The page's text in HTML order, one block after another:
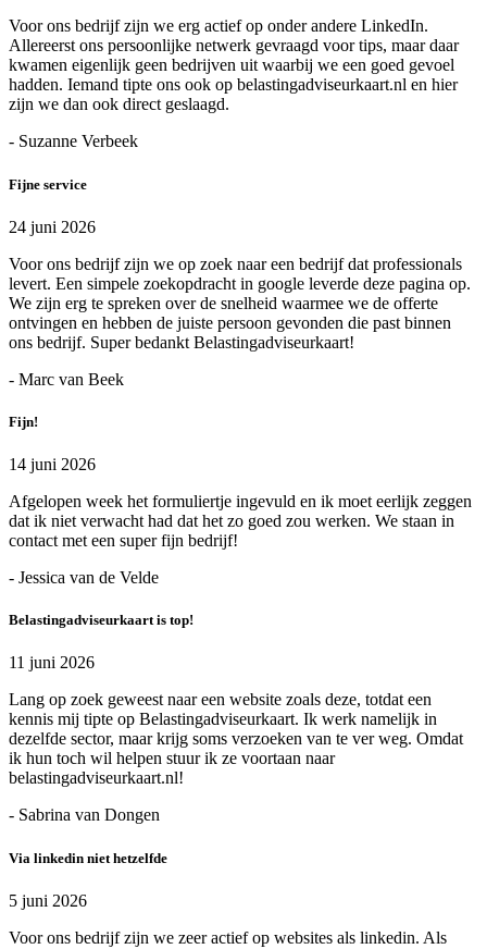
Voor ons bedrijf zijn we erg actief op onder andere LinkedIn.
Allereerst ons persoonlijke netwerk gevraagd voor tips, maar daar
kwamen eigenlijk geen bedrijven uit waarbij we een goed gevoel
hadden. Iemand tipte ons ook op belastingadviseurkaart.nl en hier
zijn we dan ook direct geslaagd.
- Suzanne Verbeek
Fijne service
24 juni 2026
Voor ons bedrijf zijn we op zoek naar een bedrijf dat professionals
levert. Een simpele zoekopdracht in google leverde deze pagina op.
We zijn erg te spreken over de snelheid waarmee we de offerte
ontvingen en hebben de juiste persoon gevonden die past binnen
ons bedrijf. Super bedankt Belastingadviseurkaart!
- Marc van Beek
Fijn!
14 juni 2026
Afgelopen week het formuliertje ingevuld en ik moet eerlijk zeggen
dat ik niet verwacht had dat het zo goed zou werken. We staan in
contact met een super fijn bedrijf!
- Jessica van de Velde
Belastingadviseurkaart is top!
11 juni 2026
Lang op zoek geweest naar een website zoals deze, totdat een
kennis mij tipte op Belastingadviseurkaart. Ik werk namelijk in
dezelfde sector, maar krijg soms verzoeken van te ver weg. Omdat
ik hun toch wil helpen stuur ik ze voortaan naar
belastingadviseurkaart.nl!
- Sabrina van Dongen
Via linkedin niet hetzelfde
5 juni 2026
Voor ons bedrijf zijn we zeer actief op websites als linkedin. Als